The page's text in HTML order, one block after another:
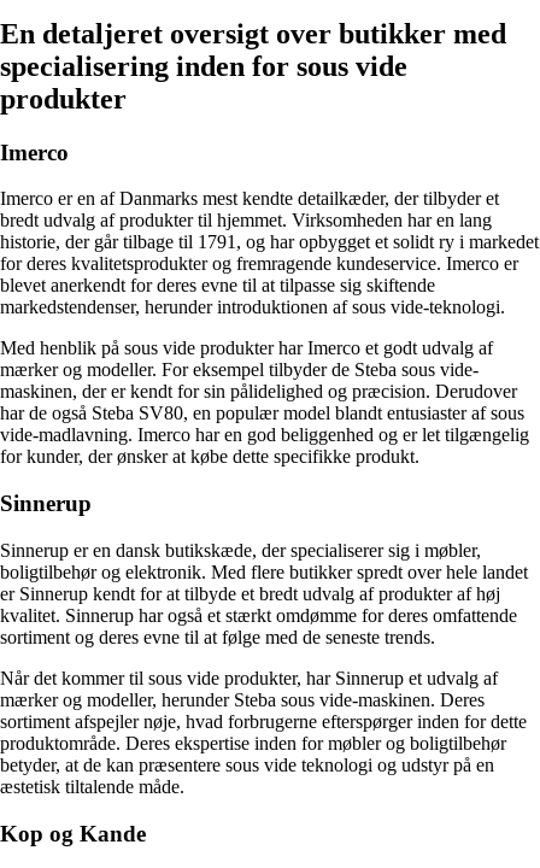
En detaljeret oversigt over butikker med
specialisering inden for sous vide
produkter
Imerco
Imerco er en af Danmarks mest kendte detailkæder, der tilbyder et
bredt udvalg af produkter til hjemmet. Virksomheden har en lang
historie, der går tilbage til 1791, og har opbygget et solidt ry i markedet
for deres kvalitetsprodukter og fremragende kundeservice. Imerco er
blevet anerkendt for deres evne til at tilpasse sig skiftende
markedstendenser, herunder introduktionen af ​​sous vide-teknologi.
Med henblik på sous vide produkter har Imerco et godt udvalg af
mærker og modeller. For eksempel tilbyder de Steba sous vide-
maskinen, der er kendt for sin pålidelighed og præcision. Derudover
har de også Steba SV80, en populær model blandt entusiaster af sous
vide-madlavning. Imerco har en god beliggenhed og er let tilgængelig
for kunder, der ønsker at købe dette specifikke produkt.
Sinnerup
Sinnerup er en dansk butikskæde, der specialiserer sig i møbler,
boligtilbehør og elektronik. Med flere butikker spredt over hele landet
er Sinnerup kendt for at tilbyde et bredt udvalg af produkter af høj
kvalitet. Sinnerup har også et stærkt omdømme for deres omfattende
sortiment og deres evne til at følge med de seneste trends.
Når det kommer til sous vide produkter, har Sinnerup et udvalg af
mærker og modeller, herunder Steba sous vide-maskinen. Deres
sortiment afspejler nøje, hvad forbrugerne efterspørger inden for dette
produktområde. Deres ekspertise inden for møbler og boligtilbehør
betyder, at de kan præsentere sous vide teknologi og udstyr på en
æstetisk tiltalende måde.
Kop og Kande